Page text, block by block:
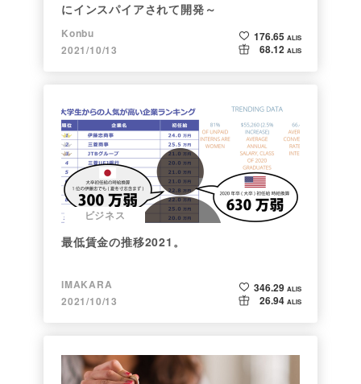
にインスパイアされて開発～
Konbu
2021/10/13
176.65 ALIS
68.12 ALIS
ビジネス
最低賃金の推移2021。
IMAKARA
2021/10/13
346.29 ALIS
26.94 ALIS